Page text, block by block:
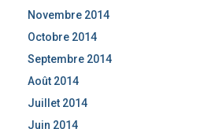
Novembre 2014
Octobre 2014
Septembre 2014
Août 2014
Juillet 2014
Juin 2014